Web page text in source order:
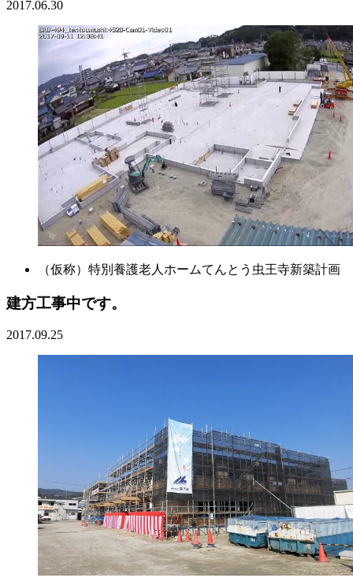
2017.06.30
（仮称）特別養護老人ホームてんとう虫王寺新築計画
建方工事中です。
2017.09.25